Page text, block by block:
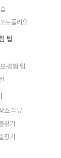
트폴리오
팁
·경험·팁
소 리뷰
장기
장기